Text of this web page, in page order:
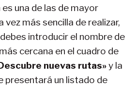
una de las de mayor
vez más sencilla de realizar,
introducir el nombre de
cercana en el cuadro de
nuevas rutas»y la
presentará un listado de